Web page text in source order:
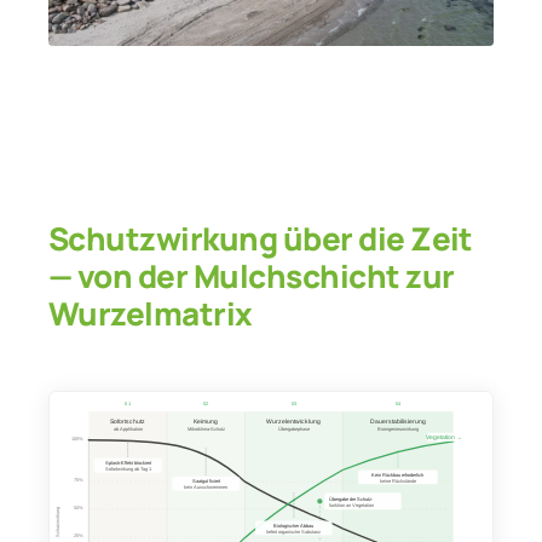
Schutzwirkung über die Zeit
— von der Mulchschicht zur
Wurzelmatrix
01
Sofortschutz
ab Applikation
02
Keimung
Mikroklima-Schutz
03
Wurzelentwicklung
Übergabephase
04
Dauerstabilisierung
Bioingenieurwirkung
100%
75%
50%
25%
Schutzwirkung
Übergabe der Schutz-
funktion an Vegetation
Vegetation →
Splash-Effekt blockiert
Sofortwirkung ab Tag 1
Saatgut fixiert
kein Ausschwemmen
Biologischer Abbau
liefert organische Substanz
Kein Rückbau erforderlich
keine Rückstände